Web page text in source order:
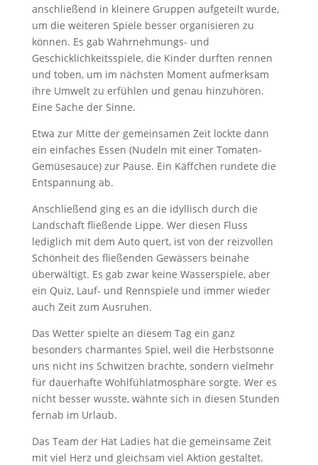
anschließend in kleinere Gruppen aufgeteilt wurde,
um die weiteren Spiele besser organisieren zu
können. Es gab Wahrnehmungs- und
Geschicklichkeitsspiele, die Kinder durften rennen
und toben, um im nächsten Moment aufmerksam
ihre Umwelt zu erfühlen und genau hinzuhören.
Eine Sache der Sinne.
Etwa zur Mitte der gemeinsamen Zeit lockte dann
ein einfaches Essen (Nudeln mit einer Tomaten-
Gemüsesauce) zur Pause. Ein Käffchen rundete die
Entspannung ab.
Anschließend ging es an die idyllisch durch die
Landschaft fließende Lippe. Wer diesen Fluss
lediglich mit dem Auto quert, ist von der reizvollen
Schönheit des fließenden Gewässers beinahe
überwältigt. Es gab zwar keine Wasserspiele, aber
ein Quiz, Lauf- und Rennspiele und immer wieder
auch Zeit zum Ausruhen.
Das Wetter spielte an diesem Tag ein ganz
besonders charmantes Spiel, weil die Herbstsonne
uns nicht ins Schwitzen brachte, sondern vielmehr
für dauerhafte Wohlfühlatmosphäre sorgte. Wer es
nicht besser wusste, wähnte sich in diesen Stunden
fernab im Urlaub.
Das Team der Hat Ladies hat die gemeinsame Zeit
mit viel Herz und gleichsam viel Aktion gestaltet.